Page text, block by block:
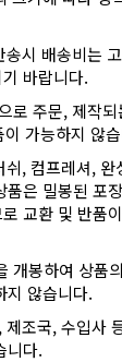
시 배송비는
바랍니다.
로 주문, 제작
가능하지 않
, 컴프레셔,
은 밀봉된 포
교환 및 반품
개봉하여 상품
지 않습니다.
조국, 수입사
니다.